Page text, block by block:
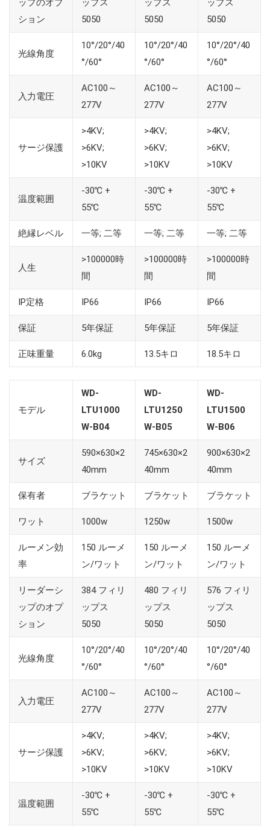
ップのオプ
ション
ップス
5050
ップス
5050
ップス
5050
光線角度
10°/20°/40
°/60°
10°/20°/40
°/60°
10°/20°/40
°/60°
入力電圧
AC100～
277V
AC100～
277V
AC100～
277V
サージ保護
>4KV;
>6KV;
>10KV
>4KV;
>6KV;
>10KV
>4KV;
>6KV;
>10KV
温度範囲
-30℃ +
55℃
-30℃ +
55℃
-30℃ +
55℃
絶縁レベル 一等; 二等 一等; 二等 一等; 二等
人生
>100000時
間
>100000時
間
>100000時
間
IP定格 IP66 IP66 IP66
保証 5年保証 5年保証 5年保証
正味重量 6.0kg 13.5キロ 18.5キロ
モデル
WD-
LTU1000
W-B04
WD-
LTU1250
W-B05
WD-
LTU1500
W-B06
サイズ
590×630×2
40mm
745×630×2
40mm
900×630×2
40mm
保有者 ブラケット ブラケット ブラケット
ワット 1000w 1250w 1500w
ルーメン効
率
150 ルーメ
ン/ワット
150 ルーメ
ン/ワット
150 ルーメ
ン/ワット
リーダーシ
ップのオプ
ション
384 フィリ
ップス
5050
480 フィリ
ップス
5050
576 フィリ
ップス
5050
光線角度
10°/20°/40
°/60°
10°/20°/40
°/60°
10°/20°/40
°/60°
入力電圧
AC100～
277V
AC100～
277V
AC100～
277V
サージ保護
>4KV;
>6KV;
>10KV
>4KV;
>6KV;
>10KV
>4KV;
>6KV;
>10KV
温度範囲
-30℃ +
55℃
-30℃ +
55℃
-30℃ +
55℃